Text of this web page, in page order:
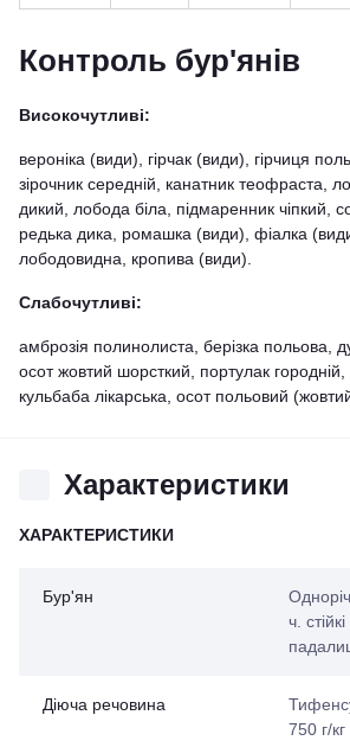
Контроль бур'янів
Високочутливі:
вероніка (види), гірчак (види), гірчиця
зірочник середній, канатник теофраста,
дикий, лобода біла, підмаренник чіпкий,
редька дика, ромашка (види), фіалка
лободовидна, кропива (види).
Слабочутливі:
амброзія полинолиста, берізка польова,
осот жовтий шорсткий, портулак
кульбаба лікарська, осот польовий
Характеристики
ХАРАКТЕРИСТИКИ
Бур'ян
ч.
Діюча речовина
750 г/кг